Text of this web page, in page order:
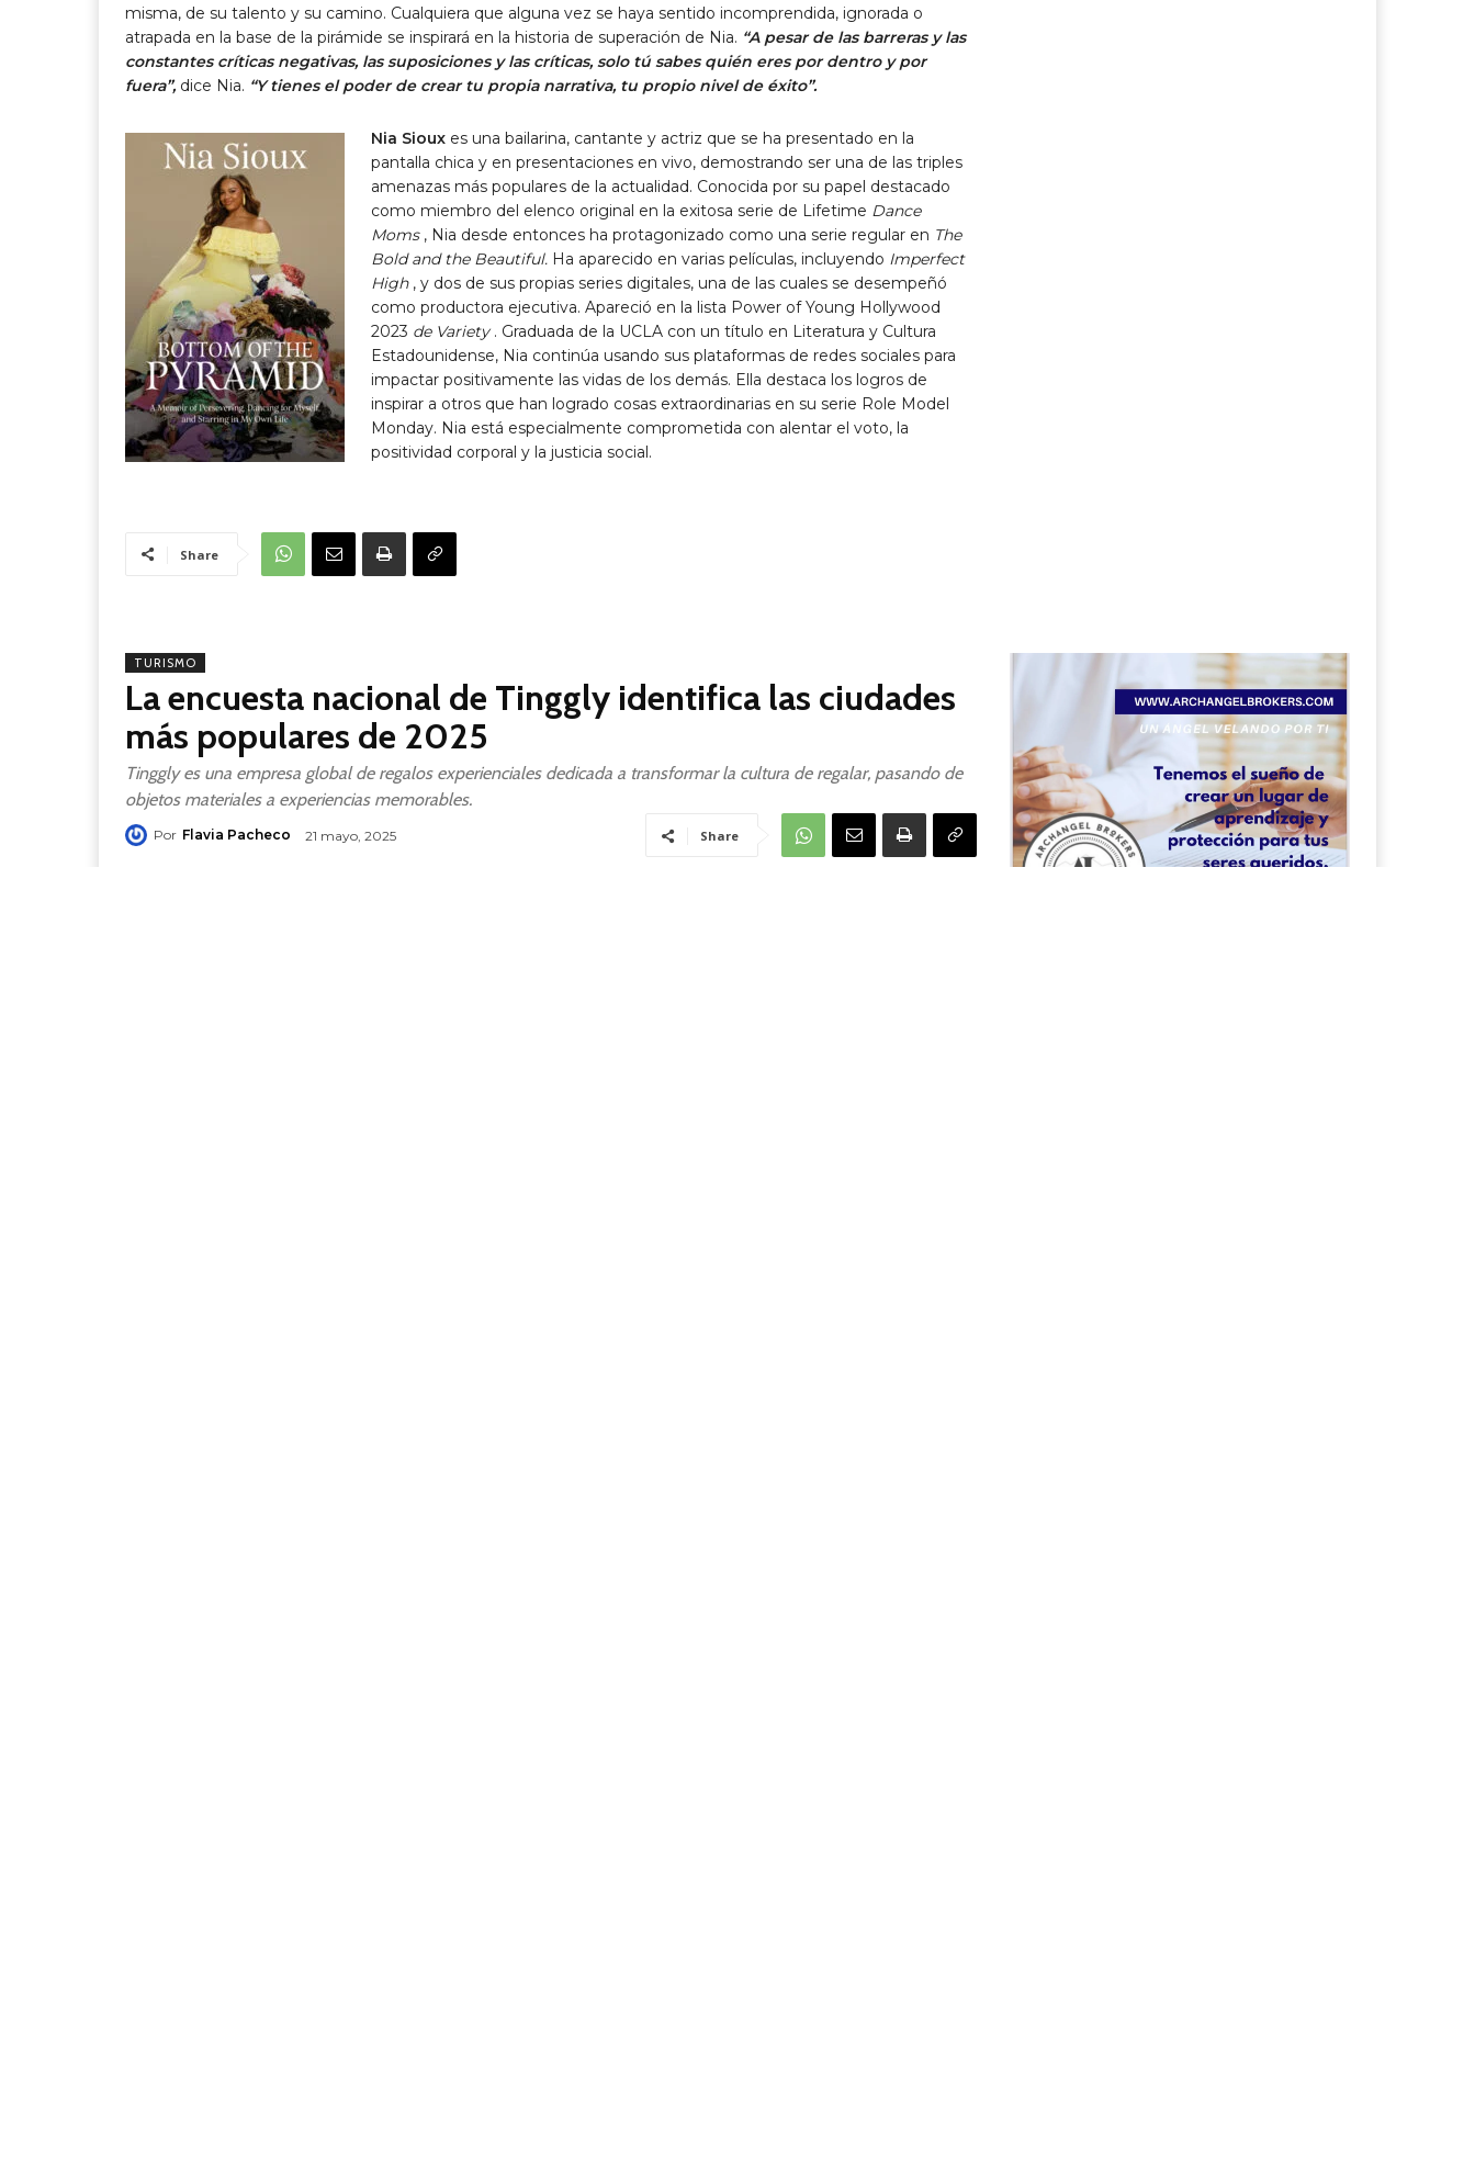
misma, de su talento y su camino. Cualquiera que alguna vez se haya sentido incomprendida, ignorada o
atrapada en la base de la pirámide se inspirará en la historia de superación de Nia. “A pesar de las barreras y las
constantes críticas negativas, las suposiciones y las críticas, solo tú sabes quién eres por dentro y por
fuera”,dice Nia. “Y tienes el poder de crear tu propia narrativa, tu propio nivel de éxito”.
Nia Sioux es una bailarina, cantante y actriz que se ha presentado en la
pantalla chica y en presentaciones en vivo, demostrando ser una de las triples
amenazas más populares de la actualidad. Conocida por su papel destacado
como miembro del elenco original en la exitosa serie de Lifetime Dance
Moms, Nia desde entonces ha protagonizado como una serie regular en The
Bold and the Beautiful. Ha aparecido en varias películas, incluyendo Imperfect
High, y dos de sus propias series digitales, una de las cuales se desempeñó
como productora ejecutiva. Apareció en la lista Power of Young Hollywood
2023 de Variety. Graduada de la UCLA con un título en Literatura y Cultura
Estadounidense, Nia continúa usando sus plataformas de redes sociales para
impactar positivamente las vidas de los demás. Ella destaca los logros de
inspirar a otros que han logrado cosas extraordinarias en su serie Role Model
Monday. Nia está especialmente comprometida con alentar el voto, la
positividad corporal y la justicia social.
Share